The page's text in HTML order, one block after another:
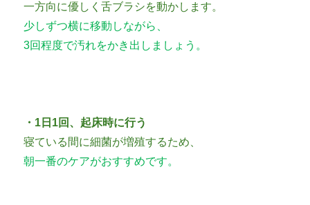
一方向に優しく舌ブラシを動かします。
少しずつ横に移動しながら、
3回程度で汚れをかき出しましょう。
・1日1回、起床時に行う
寝ている間に細菌が増殖するため、
朝一番のケアがおすすめです。